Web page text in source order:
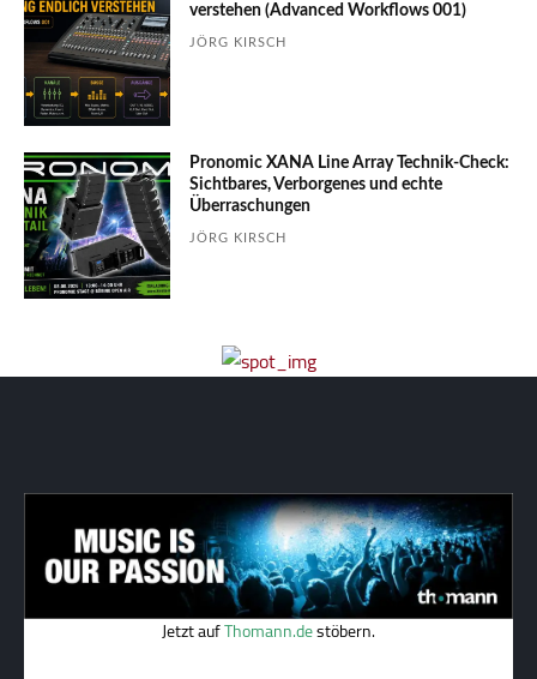
verstehen (Advanced Workflows 001)
JÖRG KIRSCH
Pronomic XANA Line Array Technik-Check:
Sichtbares, Verborgenes und echte
Überraschungen
JÖRG KIRSCH
Jetzt aufThomann.destöbern.